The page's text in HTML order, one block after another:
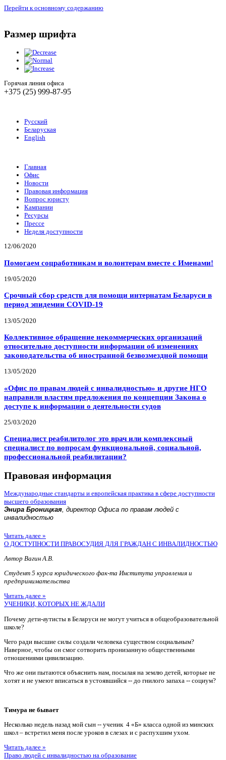
Перейти к основному содержанию
Размер шрифта
Горячая линия офиса
+375 (25) 999-87-95
Русский
Беларуская
English
Главная
Офис
Новости
Правовая информация
Вопрос юристу
Кампании
Ресурсы
Прессе
Неделя доступности
12/06/2020
Помогаем соцработникам и волонтерам вместе с Именами!
19/05/2020
Срочный сбор средств для помощи интернатам Беларуси в
период эпидемии COVID-19
13/05/2020
Коллективное обращение некоммерческих организаций
относительно доступности информации об изменениях
законодательства об иностранной безвозмездной помощи
13/05/2020
«Офис по правам людей с инвалидностью» и другие НГО
направили властям предложения по концепции Закона о
доступе к информации о деятельности судов
25/03/2020
Специалист реабилитолог это врач или комплексный
специалист по вопросам функциональной, социальной,
профессиональной реабилитации?
Правовая информация
Международные стандарты и европейская практика в сфере доступности
высшего образования
Энира Броницкая, директор Офиса по правам людей с
инвалидностью
Читать далее »
О ДОСТУПНОСТИ ПРАВОСУДИЯ ДЛЯ ГРАЖДАН С ИНВАЛИДНОСТЬЮ
Автор Вагин А.В.
Студент 5 курса юридического фак-та Института управления и
предпринимательства
Читать далее »
УЧЕНИКИ, КОТОРЫХ НЕ ЖДАЛИ
Почему дети-аутисты в Беларуси не могут учиться в общеобразовательной
школе?
Чего ради высшие силы создали человека существом социальным?
Наверное, чтобы он смог сотворить пронизанную общественными
отношениями цивилизацию.
Что же они пытаются объяснить нам, посылая на землю детей, которые не
хотят и не умеют вписаться в устоявшийся -- до гнилого запаха -- социум?
Тимура не бывает
Несколько недель назад мой сын -- ученик 4 «Б» класса одной из минских
школ – встретил меня после уроков в слезах и с распухшим ухом.
Читать далее »
Право людей с инвалидностью на образование